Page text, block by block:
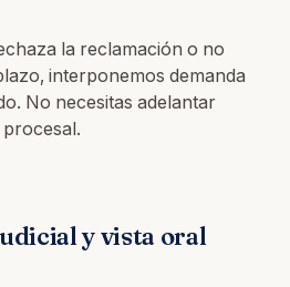
la reclamación o no
interponemos demanda
No necesitas adelantar
y vista oral